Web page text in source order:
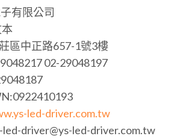
有限公司
區中正路657-1號3樓
02-29048197
led-driver.com.tw
led-driver@ys-led-driver.com.tw